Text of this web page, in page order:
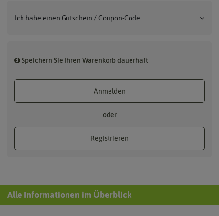
Ich habe einen Gutschein / Coupon-Code
Speichern Sie Ihren Warenkorb dauerhaft
Anmelden
oder
Registrieren
Alle Informationen im Überblick